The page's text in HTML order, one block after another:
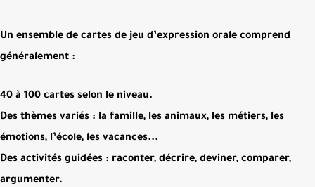
Un ensemble de cartes de jeu d’expression orale comprend
généralement :
40 à 100 cartes selon le niveau.
Des thèmes variés : la famille, les animaux, les métiers, les
émotions, l’école, les vacances...
Des activités guidées : raconter, décrire, deviner, comparer,
argumenter.